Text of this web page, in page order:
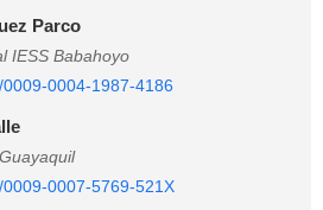
Parco
IESS Babahoyo
0004-1987-4186
0007-5769-521X